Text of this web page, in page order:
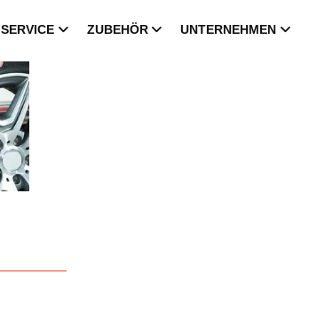
SERVICE ZUBEHÖR UNTERNEHMEN